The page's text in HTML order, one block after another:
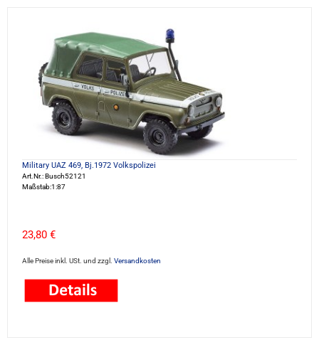
Military UAZ 469, Bj.1972 Volkspolizei
Art.Nr.: Busch52121
Maßstab:1:87
23,80 €
Alle Preise inkl. USt. und zzgl. Versandkosten